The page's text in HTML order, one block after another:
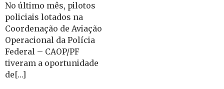
No último mês, pilotos
policiais lotados na
Coordenação de Aviação
Operacional da Polícia
Federal – CAOP/PF
tiveram a oportunidade
de[…]